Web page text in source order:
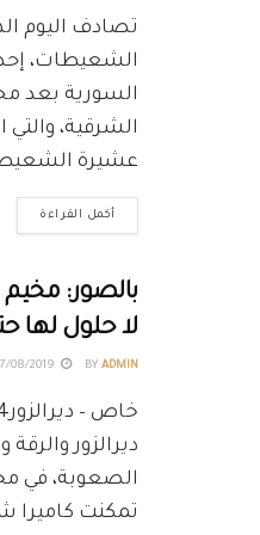
تصادف اليوم
الشعيطات،
السورية بعد
الشرقية،
عشيرة
أكمل القراءة
بالصور:
لا حلول لها
BY ADMIN
ديرالزور
الصعوبة، في